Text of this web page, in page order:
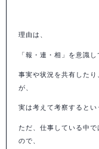
理由は、
「報・連・相」を意識し
事実や状況を共有した
が、
実は考えて考察するとい
ただ、仕事している中
ので、